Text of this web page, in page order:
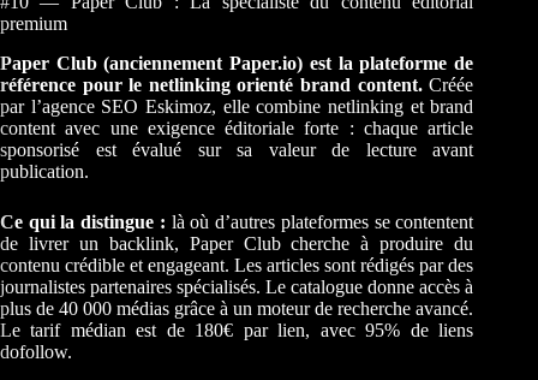
premium
Paper Club (anciennement Paper.io) est la plateforme de
référence pour le netlinking orienté brand content.Créée
par l’agence SEO Eskimoz, elle combine netlinking et brand
content avec une exigence éditoriale forte : chaque article
sponsorisé est évalué sur sa valeur de lecture avant
publication.
Ce qui la distingue : là où d’autres plateformes se contentent
de livrer un backlink, Paper Club cherche à produire du
contenu crédible et engageant. Les articles sont rédigés par des
journalistes partenaires spécialisés. Le catalogue donne accès à
plus de 40 000 médias grâce à un moteur de recherche avancé.
Le tarif médian est de 180€ par lien, avec 95% de liens
dofollow.